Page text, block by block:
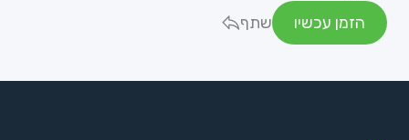
הזמן עכשיו
שתף